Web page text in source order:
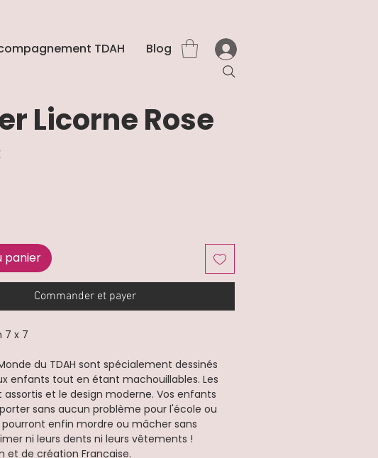
TDAH Blog
Licorne Rose
panier
Commander et payer
7 x 7
du TDAH sont spécialement dessinés
enfants tout en étant machouillables. Les
assortis et le design moderne. Vos enfants
sans aucun problème pour l'école ou
pourront enfin mordre ou mâcher sans
ni leurs dents ni leurs vêtements !
et de création Française.